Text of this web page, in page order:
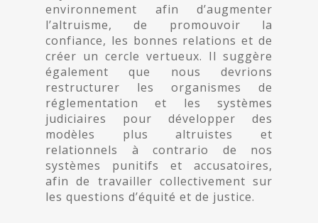
environnement afin d’augmenter
l’altruisme, de promouvoir la
confiance, les bonnes relations et de
créer un cercle vertueux. Il suggère
également que nous devrions
restructurer les organismes de
réglementation et les systèmes
judiciaires pour développer des
modèles plus altruistes et
relationnels à contrario de nos
systèmes punitifs et accusatoires,
afin de travailler collectivement sur
les questions d’équité et de justice.